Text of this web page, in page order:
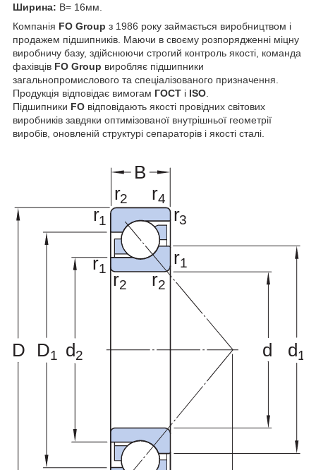
Ширина: B= 16мм.
Компанія FO Group з 1986 року займається виробництвом і
продажем підшипників. Маючи в своєму розпорядженні міцну
виробничу базу, здійснюючи строгий контроль якості, команда
фахівців FO Group виробляє підшипники
загальнопромислового та спеціалізованого призначення.
Продукція відповідає вимогам ГОСТ і ISO
Підшипники FO відповідають якості провідних світових
виробників завдяки оптимізованої внутрішньої геометрії
виробів, оновленій структурі сепараторів і якості сталі.